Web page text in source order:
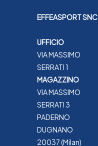
EFFEASPORT SNC
UFFICIO
VIA MASSIMO
SERRATI 1
MAGAZZINO
VIA MASSIMO
SERRATI 3
PADERNO
DUGNANO
20037 (Milan)